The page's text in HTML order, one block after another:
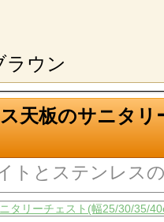
ラウン
天板のサニタリ
トとステンレス